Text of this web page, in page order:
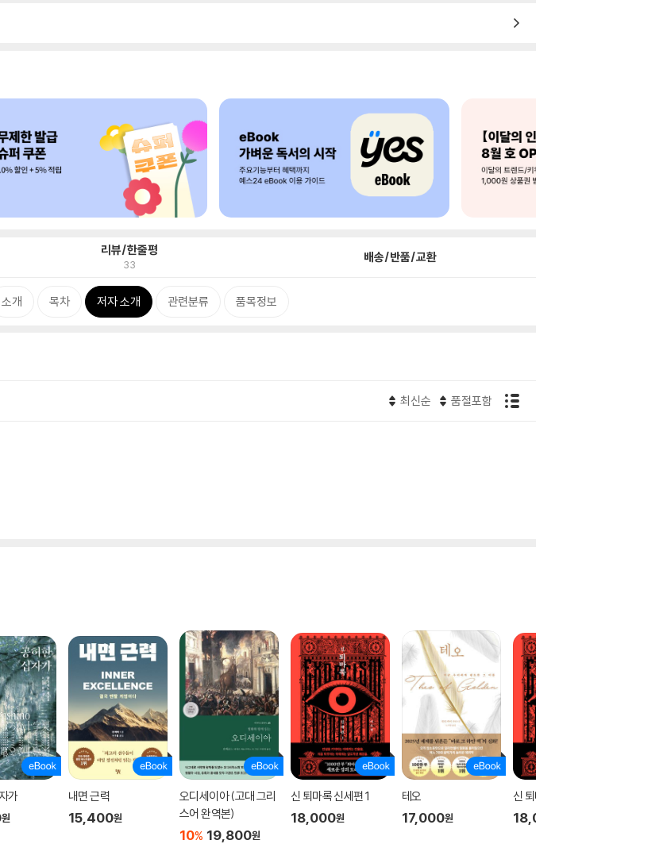
리뷰/한줄평
33 배송/반품/교환
소개 목차 저자 소개 관련분류 품목정보
최신순 품절포함
가
원
내면 근력
15,400원
오디세이아 (고대 그리
스어 완역본)
10% 19,800원
신 퇴마록 신세편 1
18,000원
테오
17,000원
신 퇴마록 신세편 3
18,000